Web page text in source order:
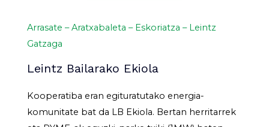
Arrasate – Aratxabaleta – Eskoriatza – Leintz
Gatzaga
Leintz Bailarako Ekiola
Kooperatiba eran egituratutako energia-
komunitate bat da LB Ekiola. Bertan herritarrek